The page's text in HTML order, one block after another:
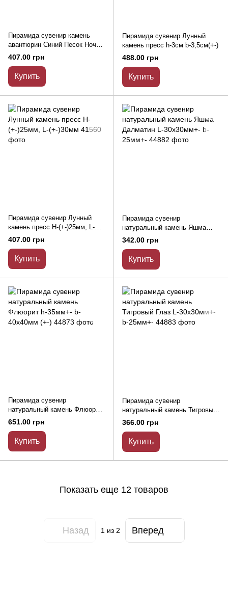
Пирамида сувенир камень
авантюрин Синий Песок Ночь
Каира пресс (+-) H-25мм, L-
407.00 грн
Купить
Пирамида сувенир Лунный
камень пресс h-3см b-3,5см(+-)
488.00 грн
Купить
Пирамида сувенир Лунный
камень пресс H-(+-)25мм, L-
(+-)30мм
407.00 грн
Купить
Пирамида сувенир
натуральный камень Яшма
Далматин L-30х30мм+- b-
342.00 грн
Купить
Пирамида сувенир
натуральный камень Флюорит
h-35мм+- b-40х40мм (+-)
651.00 грн
Купить
Пирамида сувенир
натуральный камень Тигровый
Глаз L-30х30мм+- b-25мм+-
366.00 грн
Купить
Показать еще 12 товаров
Назад 1из 2 Вперед